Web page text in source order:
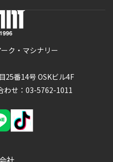
ク・マシナリー
25番14号 OSKビル4F
わせ：03-5762-1011